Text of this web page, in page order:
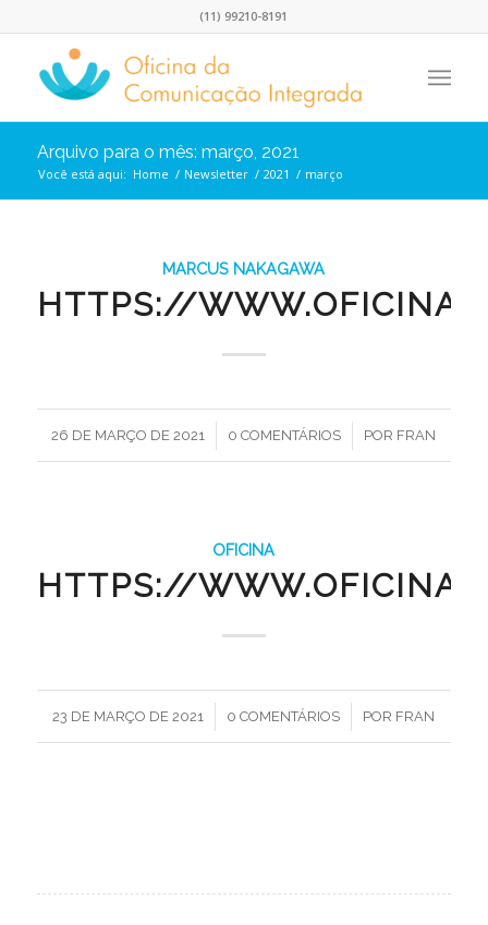
(11) 99210-8191
Arquivo para o mês: março, 2021
Você está aqui: Home / Newsletter / 2021 / março
MARCUS NAKAGAWA
HTTPS://
26 DE MARÇO DE 2021
/ 0 COMENTÁRIOS
/ POR FRAN
OFICINA
HTTPS://
23 DE MARÇO DE 2021
/ 0 COMENTÁRIOS
/ POR FRAN